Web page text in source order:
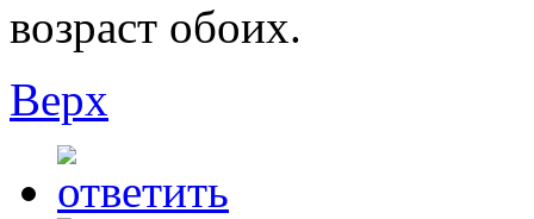
возраст обоих.
Верх